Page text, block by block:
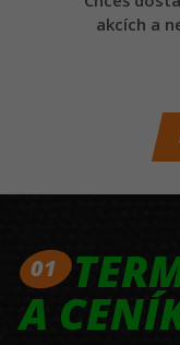
akcích a
01
A